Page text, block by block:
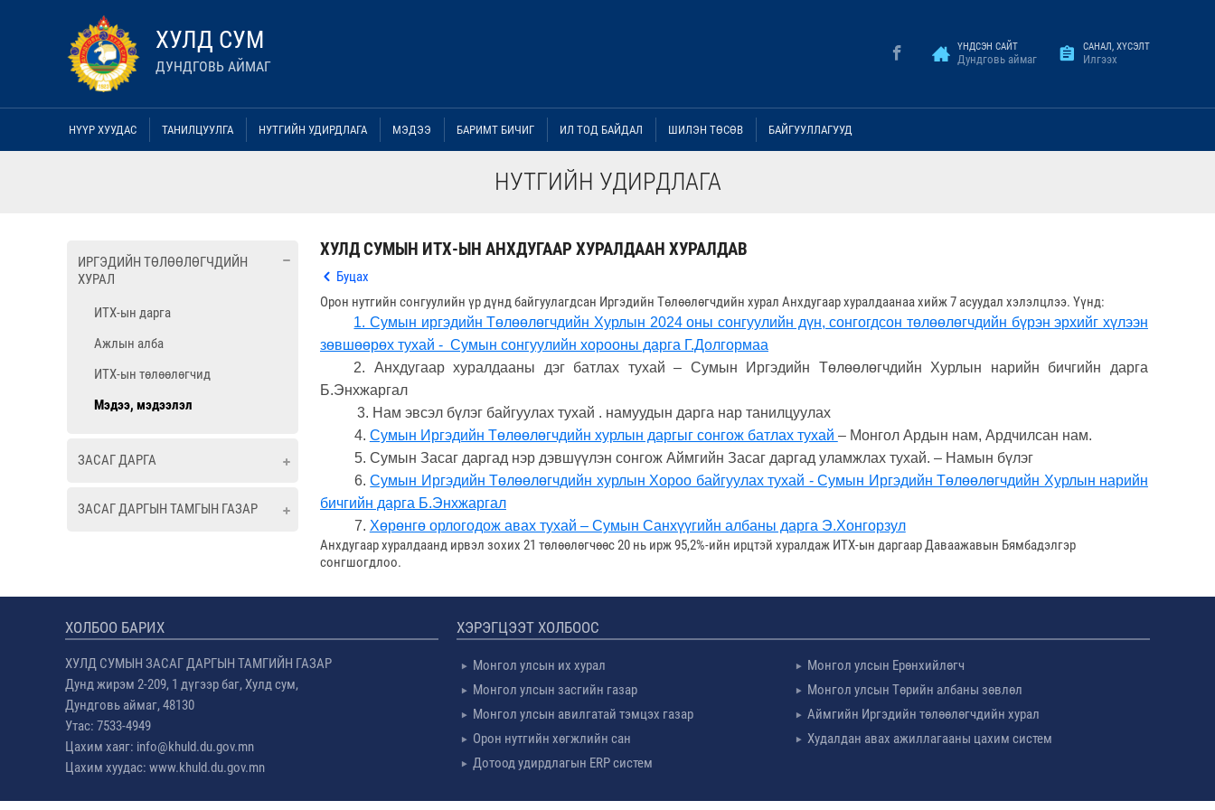
ХУЛД СУМ
ДУНДГОВЬ АЙМАГ
ҮНДСЭН САЙТ
Дундговь аймаг
САНАЛ, ХҮСЭЛТ
Илгээх
НҮҮР ХУУДАС ТАНИЛЦУУЛГА НУТГИЙН УДИРДЛАГА МЭДЭЭ БАРИМТ БИЧИГ ИЛ ТОД БАЙДАЛ ШИЛЭН ТӨСӨВ БАЙГУУЛЛАГУУД
НУТГИЙН УДИРДЛАГА
ИРГЭДИЙН ТӨЛӨӨЛӨГЧДИЙН
ХУРАЛ
ИТХ-ын дарга
Ажлын алба
ИТХ-ын төлөөлөгчид
Мэдээ, мэдээлэл
ЗАСАГ ДАРГА
ЗАСАГ ДАРГЫН ТАМГЫН ГАЗАР
ХУЛД СУМЫН ИТХ-ЫН АНХДУГААР ХУРАЛДААН ХУРАЛДАВ
Буцах
Орон нутгийн сонгуулийн үр дүнд байгуулагдсан Иргэдийн Төлөөлөгчдийн хурал Анхдугаар хуралдаанаа хийж 7 асуудал хэлэлцлээ. Үүнд:
1. Сумын иргэдийн Төлөөлөгчдийн Хурлын 2024 оны сонгуулийн дүн, сонгогдсон төлөөлөгчдийн бүрэн эрхийг хүлээн
зөвшөөрөх тухай - Сумын сонгуулийн хорооны дарга Г.Долгормаа
2. Анхдугаар хуралдааны дэг батлах тухай – Сумын Иргэдийн Төлөөлөгчдийн Хурлын нарийн бичгийн дарга
Б.Энхжаргал
3. Нам эвсэл бүлэг байгуулах тухай . намуудын дарга нар танилцуулах
4. Сумын Иргэдийн Төлөөлөгчдийн хурлын даргыг сонгож батлах тухай – Монгол Ардын нам, Ардчилсан нам.
5. Сумын Засаг даргад нэр дэвшүүлэн сонгож Аймгийн Засаг даргад уламжлах тухай. – Намын бүлэг
6.Сумын Иргэдийн Төлөөлөгчдийн хурлын Хороо байгуулах тухай - Сумын Иргэдийн Төлөөлөгчдийн Хурлын нарийн
бичгийн дарга Б.Энхжаргал
7. Хөрөнгө орлогодож авах тухай – Сумын Санхүүгийн албаны дарга Э.Хонгорзул
Анхдугаар хуралдаанд ирвэл зохих 21 төлөөлөгчөөс 20 нь ирж 95,2%-ийн ирцтэй хуралдаж ИТХ-ын даргаар Даваажавын Бямбадэлгэр
сонгшогдлоо.
ХОЛБОО БАРИХ
ХУЛД СУМЫН ЗАСАГ ДАРГЫН ТАМГИЙН ГАЗАР
Дунд жирэм 2-209, 1 дүгээр баг, Хулд сум,
Дундговь аймаг, 48130
Утас: 7533-4949
Цахим хаяг: info@khuld.du.gov.mn
Цахим хуудас: www.khuld.du.gov.mn
ХЭРЭГЦЭЭТ ХОЛБООС
Монгол улсын их хурал
Монгол улсын Ерөнхийлөгч
Монгол улсын засгийн газар
Монгол улсын Төрийн албаны зөвлөл
Монгол улсын авилгатай тэмцэх газар
Аймгийн Иргэдийн төлөөлөгчдийн хурал
Орон нутгийн хөгжлийн сан
Худалдан авах ажиллагааны цахим систем
Дотоод удирдлагын ERP систем